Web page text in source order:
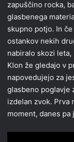
zapuščino rocka,
glasbenega
skupno potjo. In
ostankov nekih
nabiralo skozi
Klon že gledajo v
napovedujejo za
glasbeno poglavje
izdelan zvok. Prva
moment, danes pa